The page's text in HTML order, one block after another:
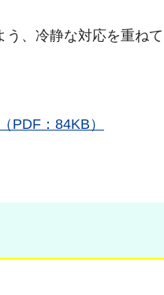
、冷静な対応を重ねて
PDF：84KB）